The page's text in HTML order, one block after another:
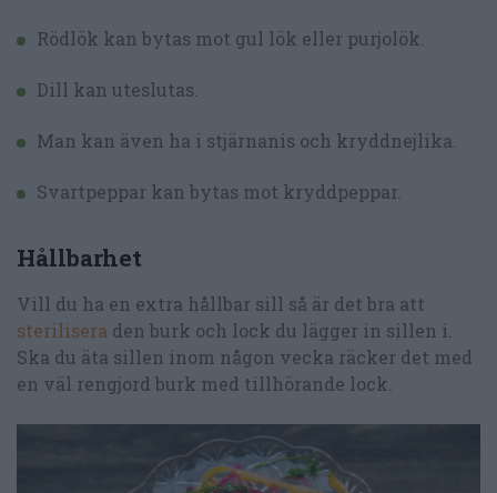
Rödlök kan bytas mot gul lök eller purjolök.
Dill kan uteslutas.
Man kan även ha i stjärnanis och kryddnejlika.
Svartpeppar kan bytas mot kryddpeppar.
Hållbarhet
Vill du ha en extra hållbar sill så är det bra att
sterilisera den burk och lock du lägger in sillen i.
Ska du äta sillen inom någon vecka räcker det med
en väl rengjord burk med tillhörande lock.